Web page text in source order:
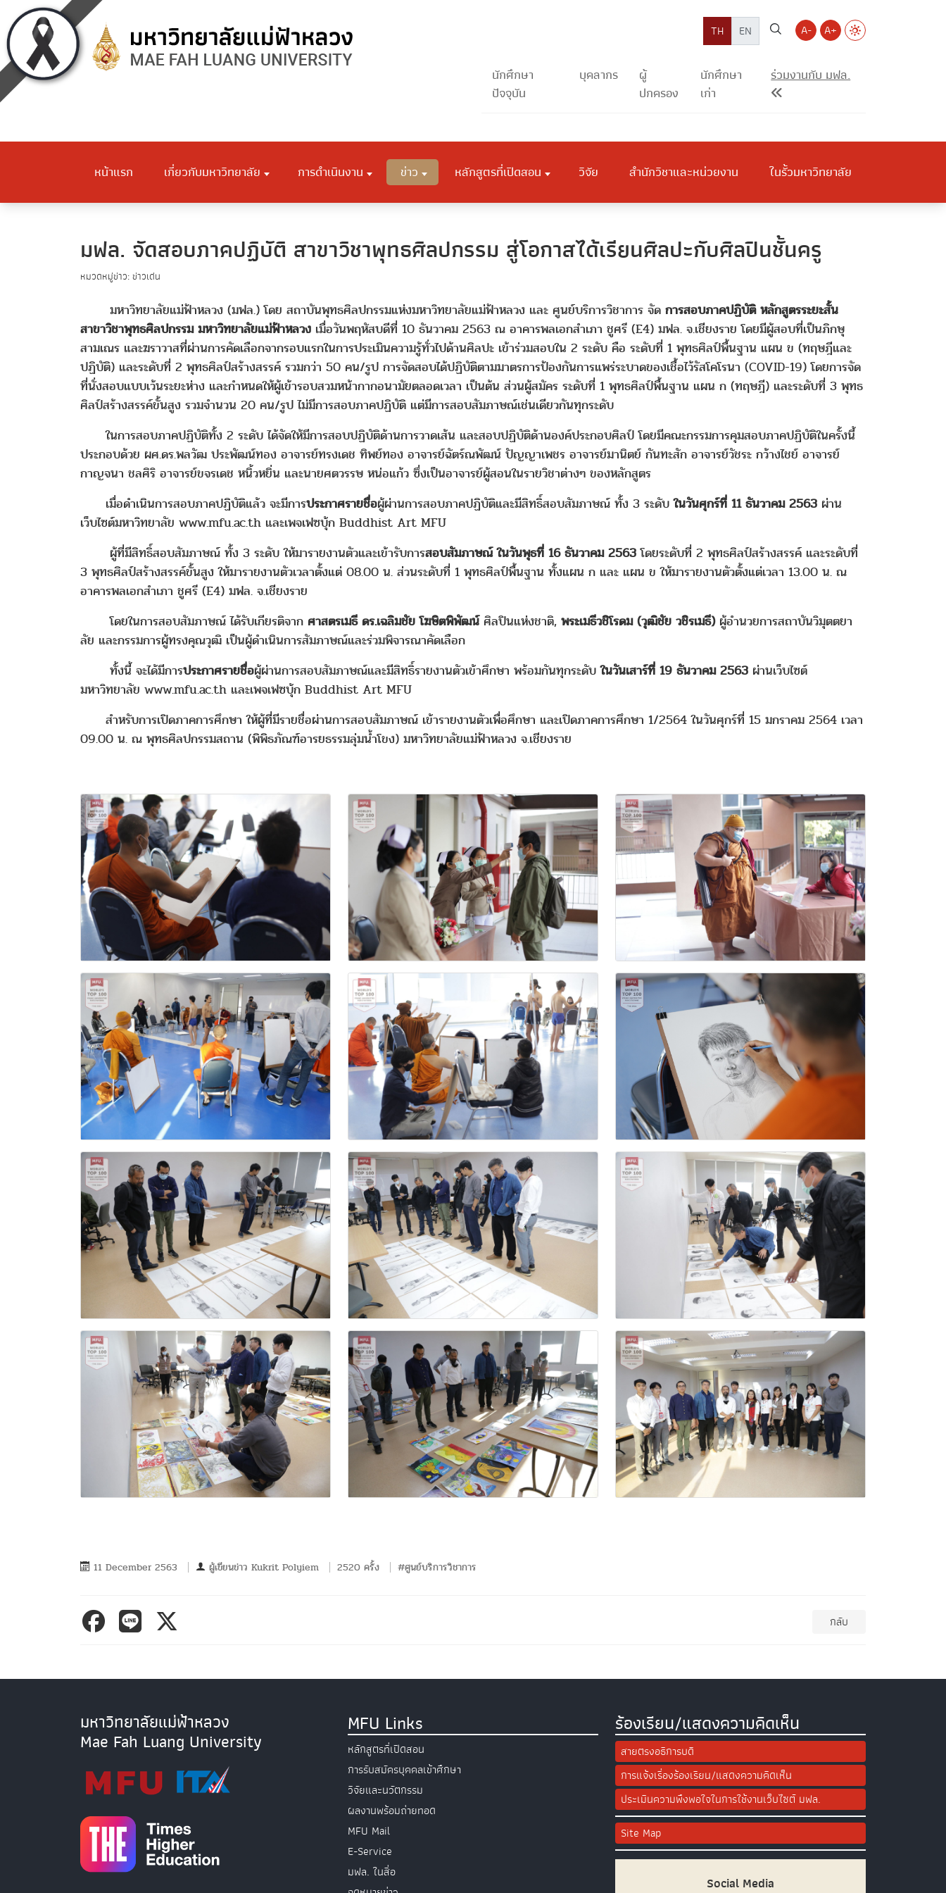
TH EN A- A+
นักศึกษา
ปัจจุบัน
บุคลากร
ผู้
ปกครอง
นักศึกษา
เก่า
ร่วมงานกับ มฟล.
หน้าแรก เกี่ยวกับมหาวิทยาลัย การดำเนินงาน ข่าว หลักสูตรที่เปิดสอน วิจัย สำนักวิชาและหน่วยงาน ในรั้วมหาวิทยาลัย
มฟล. จัดสอบภาคปฏิบัติ สาขาวิชาพุทธศิลปกรรม สู่โอกาสได้เรียนศิลปะกับศิลปินชั้นครู
หมวดหมู่ข่าว: ข่าวเด่น
มหาวิทยาลัยแม่ฟ้าหลวง (มฟล.) โดย สถาบันพุทธศิลปกรรมแห่งมหาวิทยาลัยแม่ฟ้าหลวง และ ศูนย์บริการวิชาการ จัด การสอบภาคปฏิบัติ หลักสูตรระยะสั้น
สาขาวิชาพุทธศิลปกรรม มหาวิทยาลัยแม่ฟ้าหลวง เมื่อวันพฤหัสบดีที่ 10 ธันวาคม 2563 ณ อาคารพลเอกสำเภา ชูศรี (E4) มฟล. จ.เชียงราย โดยมีผู้สอบที่เป็นภิกษุ
สามเณร และฆราวาสที่ผ่านการคัดเลือกจากรอบแรกในการประเมินความรู้ทั่วไปด้านศิลปะ เข้าร่วมสอบใน 2 ระดับ คือ ระดับที่ 1 พุทธศิลป์พื้นฐาน แผน ข (ทฤษฎีและ
ปฏิบัติ) และระดับที่ 2 พุทธศิลป์สร้างสรรค์ รวมกว่า 50 คน/รูป การจัดสอบได้ปฏิบัติตามมาตรการป้องกันการแพร่ระบาดของเชื้อไว้รัสโคโรนา (COVID-19) โดยการจัด
ที่นั่งสอบแบบเว้นระยะห่าง และกำหนดให้ผู้เข้ารอบสวมหน้ากากอนามัยตลอดเวลา เป็นต้น ส่วนผู้สมัคร ระดับที่ 1 พุทธศิลป์พื้นฐาน แผน ก (ทฤษฎี) และระดับที่ 3 พุทธ
ศิลป์สร้างสรรค์ขั้นสูง รวมจำนวน 20 คน/รูป ไม่มีการสอบภาคปฏิบัติ แต่มีการสอบสัมภาษณ์เช่นเดียวกันทุกระดับ
ในการสอบภาคปฏิบัติทั้ง 2 ระดับ ได้จัดให้มีการสอบปฏิบัติด้านการวาดเส้น และสอบปฏิบัติด้านองค์ประกอบศิลป์ โดยมีคณะกรรมการคุมสอบภาคปฏิบัติในครั้งนี้
ประกอบด้วย ผศ.ดร.พลวัฒ ประพัฒน์ทอง อาจารย์ทรงเดช ทิพย์ทอง อาจารย์ฉัตร์ณพัฒน์ ปัญญาเพชร อาจารย์มานิตย์ กันทะสัก อาจารย์วัชระ กว้างไชย์ อาจารย์
กาญจนา ชลศิริ อาจารย์ขจรเดช หนิ้วหยิ่น และนายศตวรรษ หน่อแก้ว ซึ่งเป็นอาจารย์ผู้สอนในรายวิชาต่างๆ ของหลักสูตร
เมื่อดำเนินการสอบภาคปฏิบัติแล้ว จะมีการประกาศรายชื่อผู้ผ่านการสอบภาคปฏิบัติและมีสิทธิ์สอบสัมภาษณ์ ทั้ง 3 ระดับในวันศุกร์ที่ 11 ธันวาคม 2563 ผ่าน
เว็บไซต์มหาวิทยาลัย www.mfu.ac.th และเพจเฟซบุ้ก Buddhist Art MFU
ผู้ที่มีสิทธิ์สอบสัมภาษณ์ ทั้ง 3 ระดับ ให้มารายงานตัวและเข้ารับการสอบสัมภาษณ์ ในวันพุธที่ 16 ธันวาคม 2563โดยระดับที่ 2 พุทธศิลป์สร้างสรรค์ และระดับที่
3 พุทธศิลป์สร้างสรรค์ขั้นสูง ให้มารายงานตัวเวลาตั้งแต่ 08.00 น. ส่วนระดับที่ 1 พุทธศิลป์พื้นฐาน ทั้งแผน ก และ แผน ข ให้มารายงานตัวตั้งแต่เวลา 13.00 น. ณ
อาคารพลเอกสำเภา ชูศรี (E4) มฟล. จ.เชียงราย
โดยในการสอบสัมภาษณ์ ได้รับเกียรติจาก ศาสตรเมธี ดร.เฉลิมชัย โฆษิตพิพัฒน์ศิลปินแห่งชาติ, พระเมธีวชิโรดม (วุฒิชัย วชิรเมธี)ผู้อำนวยการสถาบันวิมุตตยา
ลัย และกรรมการผู้ทรงคุณวุฒิ เป็นผู้ดำเนินการสัมภาษณ์และร่วมพิจารณาคัดเลือก
ทั้งนี้ จะได้มีการประกาศรายชื่อผู้ผ่านการสอบสัมภาษณ์และมีสิทธิ์รายงานตัวเข้าศึกษา พร้อมกันทุกระดับในวันเสาร์ที่ 19 ธันวาคม 2563 ผ่านเว็บไซต์
มหาวิทยาลัย www.mfu.ac.th และเพจเฟซบุ้ก Buddhist Art MFU
สำหรับการเปิดภาคการศึกษา ให้ผู้ที่มีรายชื่อผ่านการสอบสัมภาษณ์ เข้ารายงานตัวเพื่อศึกษา และเปิดภาคการศึกษา 1/2564 ในวันศุกร์ที่ 15 มกราคม 2564 เวลา
09.00 น. ณ พุทธศิลปกรรมสถาน (พิพิธภัณฑ์อารยธรรมลุ่มน้ำโขง) มหาวิทยาลัยแม่ฟ้าหลวง จ.เชียงราย
11 December 2563 ผู้เขียนข่าว Kukrit Polyiem 2520 ครั้ง #ศูนย์บริการวิชาการ
กลับ
มหาวิทยาลัยแม่ฟ้าหลวง
Mae Fah Luang University
MFU Links
หลักสูตรที่เปิดสอน
การรับสมัครบุคคลเข้าศึกษา
วิจัยและนวัตกรรม
ผลงานพร้อมถ่ายทอด
MFU Mail
E-Service
มฟล. ในสื่อ
ร้องเรียน/แสดงความคิดเห็น
สายตรงอธิการบดี
การแจ้งเรื่องร้องเรียน/แสดงความคิดเห็น
ประเมินความพึงพอใจในการใช้งานเว็บไซต์ มฟล.
Site Map
Social Media